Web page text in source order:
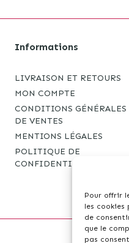
Pour offrir
les
de
que le
pas
Informations
LIVRAISON ET RETOURS
MON COMPTE
CONDITIONS GÉNÉRALES
DE VENTES
MENTIONS LÉGALES
POLITIQUE DE
CONFIDENTIALITÉ